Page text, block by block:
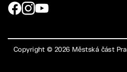
Copyright ©2026 Městská část